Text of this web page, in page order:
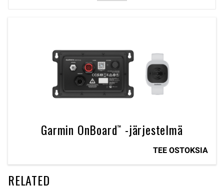
Garmin OnBoard™ -järjestelmä
TEE OSTOKSIA
RELATED